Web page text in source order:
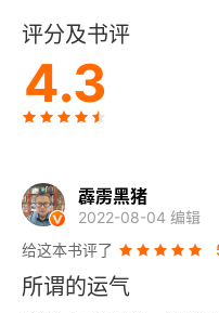
第四章 市场匹配 创意
第五章 实时数据 玩家
第三部分 成瘾
顺便赌博
评分及书评
4.3
霹雳黑猪
2022-08-04 编辑
给这本书评了
所谓的运气